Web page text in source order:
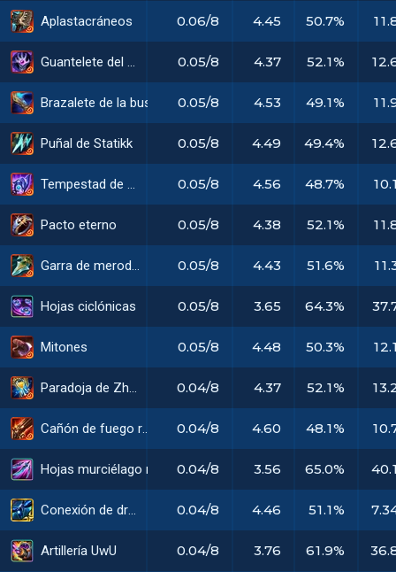
Aplastacráneos
Guantelete del Vacío
Puñal de Statikk
Tempestad de Luden
Pacto eterno
Garra de merodeador
Hojas ciclónicas
Mitones
Paradoja de Zhonya
Cañón de fuego rápido
Hojas murciélago resonantes
Conexión de dron
Artillería UwU
0.06/8 4.45 50.7%
0.05/8 4.37 52.1%
0.05/8 4.53 49.1%
0.05/8 4.49 49.4%
0.05/8 4.56 48.7%
0.05/8 4.38 52.1%
0.05/8 4.43 51.6%
0.05/8 3.65 64.3%
0.05/8 4.48 50.3%
0.04/8 4.37 52.1%
0.04/8 4.60 48.1%
0.04/8 3.56 65.0%
0.04/8 4.46 51.1%
0.04/8 3.76 61.9%